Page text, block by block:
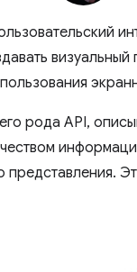
рода API,
представления.